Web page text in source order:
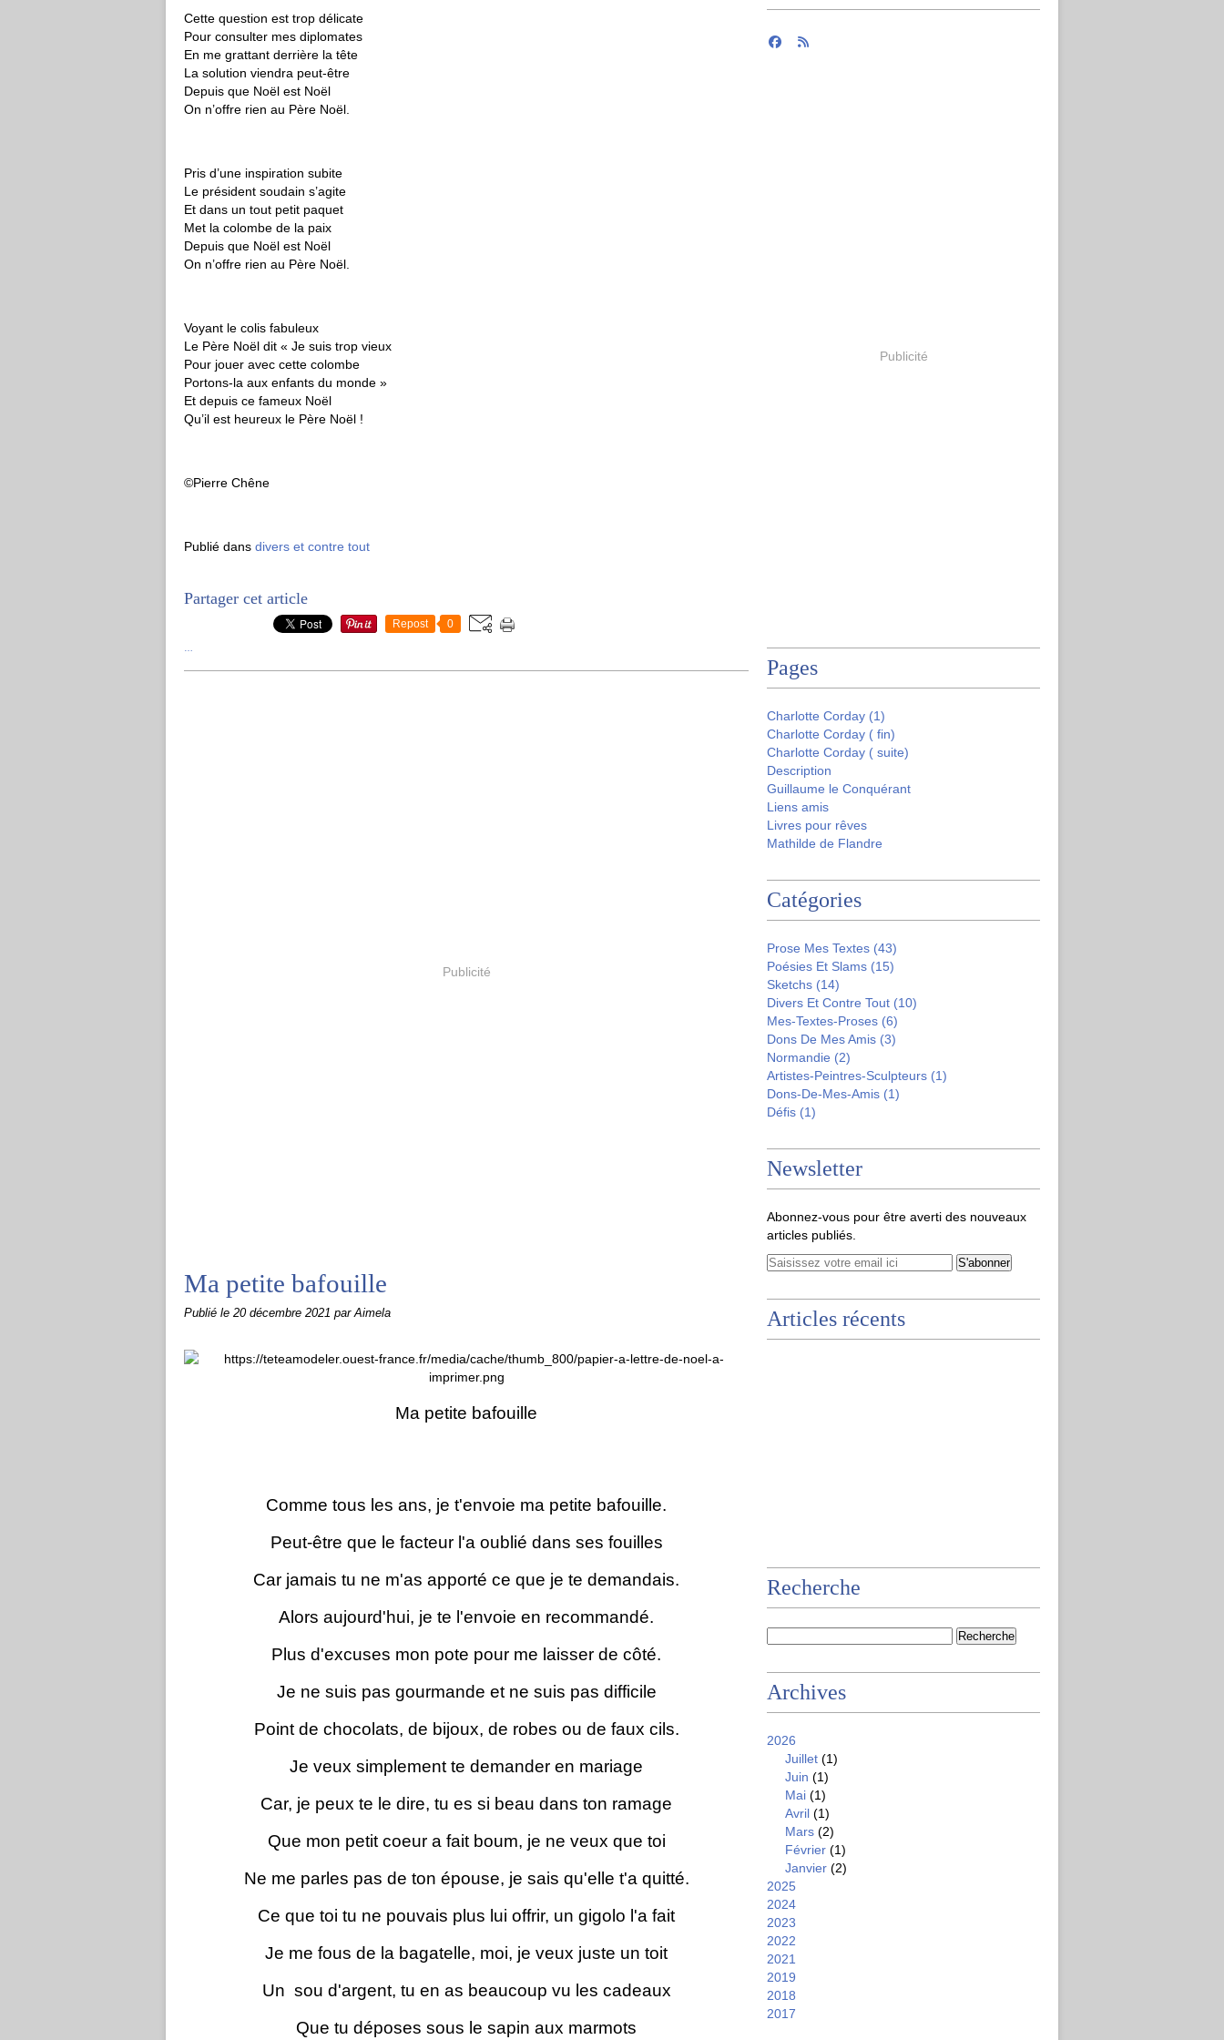
Cette question est trop délicate
Pour consulter mes diplomates
En me grattant derrière la tête
La solution viendra peut-être
Depuis que Noël est Noël
On n’offre rien au Père Noël.
Pris d’une inspiration subite
Le président soudain s’agite
Et dans un tout petit paquet
Met la colombe de la paix
Depuis que Noël est Noël
On n’offre rien au Père Noël.
Voyant le colis fabuleux
Le Père Noël dit « Je suis trop vieux
Pour jouer avec cette colombe
Portons-la aux enfants du monde »
Et depuis ce fameux Noël
Qu’il est heureux le Père Noël !
©Pierre Chêne
Publié dans divers et contre tout
Partager cet article
Repost 0
Publicité
Ma petite bafouille
Publié le 20 décembre 2021 par Aimela
Ma petite bafouille
Comme tous les ans, je t'envoie ma petite bafouille.
Peut-être que le facteur l'a oublié dans ses fouilles
Car jamais tu ne m'as apporté ce que je te demandais.
Alors aujourd'hui, je te l'envoie en recommandé.
Plus d'excuses mon pote pour me laisser de côté.
Je ne suis pas gourmande et ne suis pas difficile
Point de chocolats, de bijoux, de robes ou de faux cils.
Je veux simplement te demander en mariage
Car, je peux te le dire, tu es si beau dans ton ramage
Que mon petit coeur a fait boum, je ne veux que toi
Ne me parles pas de ton épouse, je sais qu'elle t'a quitté.
Ce que toi tu ne pouvais plus lui offrir, un gigolo l'a fait
Je me fous de la bagatelle, moi, je veux juste un toit
Un sou d'argent, tu en as beaucoup vu les cadeaux
Que tu déposes sous le sapin aux marmots
Publicité
Pages
Charlotte Corday (1)
Charlotte Corday ( fin)
Charlotte Corday ( suite)
Description
Guillaume le Conquérant
Liens amis
Livres pour rêves
Mathilde de Flandre
Catégories
Prose Mes Textes (43)
Poésies Et Slams (15)
Sketchs (14)
Divers Et Contre Tout (10)
Mes-Textes-Proses (6)
Dons De Mes Amis (3)
Normandie (2)
Artistes-Peintres-Sculpteurs (1)
Dons-De-Mes-Amis (1)
Défis (1)
Newsletter
Abonnez-vous pour être averti des nouveaux
articles publiés.
Articles récents
Recherche
Archives
2026
Juillet (1)
Juin (1)
Mai (1)
Avril (1)
Mars (2)
Février (1)
Janvier (2)
2025
2024
2023
2022
2021
2019
2018
2017